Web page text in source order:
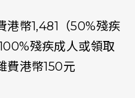
港幣1,481（50%殘疾
殘疾成人或領取
費港幣150元